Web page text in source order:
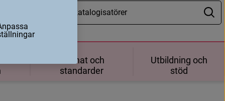
Format och
standarder
Utbildning och
stöd